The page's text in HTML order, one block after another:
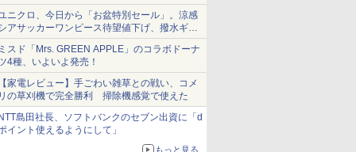
円から受付
ニクロ、今日から「お盆特別セール」。涼感
アサッカーワンピース待望値下げ、撥水ギア
ョーツは1990円に
スド「Mrs. GREEN APPLE」のコラボドーナ
4種、いよいよ発売！
家電レビュー】手ごわい雑草との戦い、コメ
の草刈機で完全勝利 掃除機感覚で使えた
島田社長、ソフトバンクのセブン出資に「d
イント使えるようにして」
もっと見る